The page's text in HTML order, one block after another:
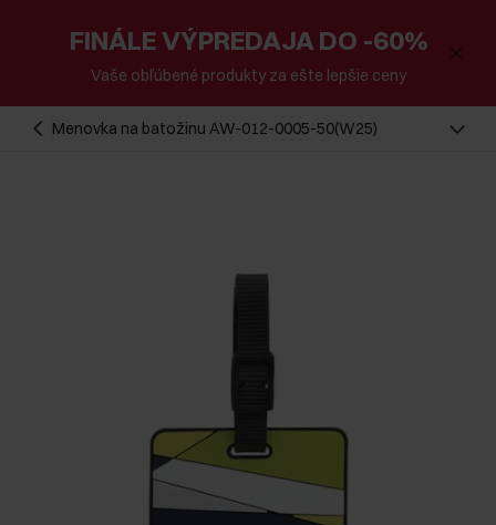
FINÁLE VÝPREDAJA DO -60%
Vaše obľúbené produkty za ešte lepšie ceny
Menovka na batožinu AW-012-0005-50(W25)